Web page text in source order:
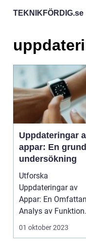
TEKNIKFÖRDIG.se
Uppdateringar
appar: En
undersökning
Utforska
Uppdateringar av
Appar: En
Analys av Funktion
och Historik
01 oktober 2023